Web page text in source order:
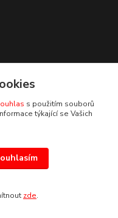
s použitím souborů
týkající se Vašich
zde.